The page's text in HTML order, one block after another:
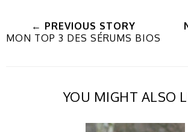
← PREVIOUS STORY
MON TOP 3 DES SÉRUMS BIOS
YOU MIGHT ALSO